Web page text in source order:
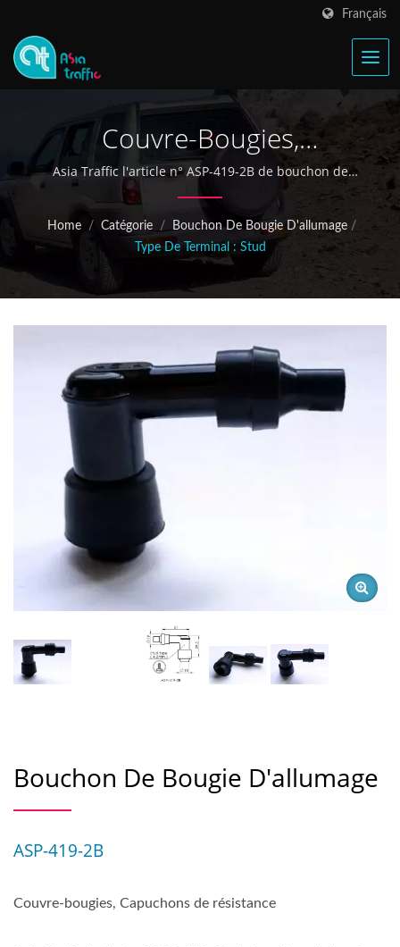
Français
Couvre-Bougies,
Capuchons De Résistance
Asia Traffic l'article n° ASP-419-2B de bouchon de
bougie d'allumage peut remplacer le bouchon de
bougie d'allumage NGK n° LB05F
Home / Catégorie / Bouchon De Bougie D'allumage /
Type De Terminal : Stud
Bouchon De Bougie D'allumage
ASP-419-2B
Couvre-bougies, Capuchons de résistance